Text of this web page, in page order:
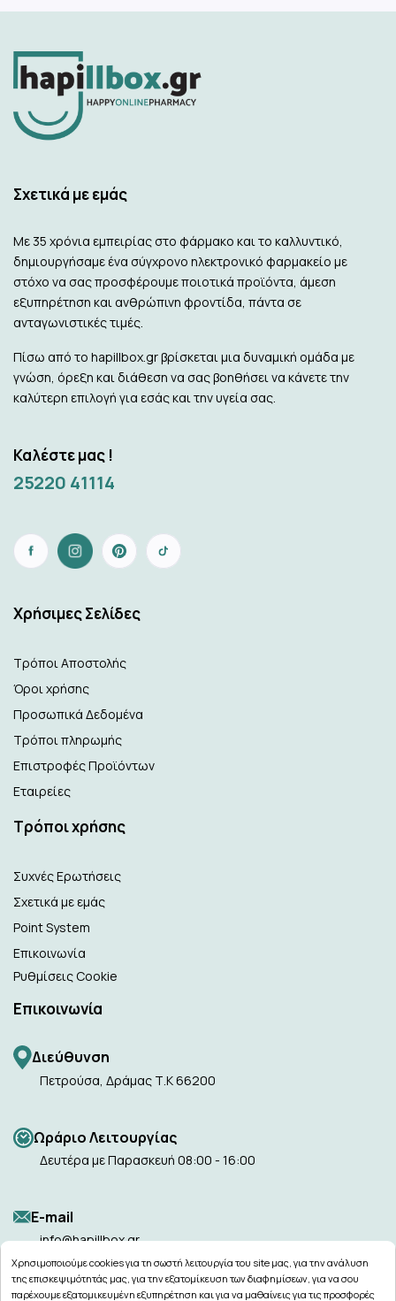
Σχετικά με εμάς
Με 35 χρόνια εμπειρίας στο φάρμακο και το καλλυντικό,
δημιουργήσαμε ένα σύγχρονο ηλεκτρονικό φαρμακείο με
στόχο να σας προσφέρουμε ποιοτικά προϊόντα, άμεση
εξυπηρέτηση και ανθρώπινη φροντίδα, πάντα σε
ανταγωνιστικές τιμές.
Πίσω από το hapillbox.gr βρίσκεται μια δυναμική ομάδα με
γνώση, όρεξη και διάθεση να σας βοηθήσει να κάνετε την
καλύτερη επιλογή για εσάς και την υγεία σας.
Καλέστε μας !
25220 41114
Xρήσιμες Σελίδες
Τρόποι Αποστολής
Όροι χρήσης
Προσωπικά Δεδομένα
Τρόποι πληρωμής
Επιστροφές Προϊόντων
Εταιρείες
Τρόποι χρήσης
Συχνές Ερωτήσεις
Σχετικά με εμάς
Point System
Επικοινωνία
Ρυθμίσεις Cookie
Επικοινωνία
Διεύθυνση
Πετρούσα, Δράμας Τ.Κ 66200
Ωράριο Λειτουργίας
Δευτέρα με Παρασκευή 08:00 - 16:00
Ε-mail
info@hapillbox.gr
Χρησιμοποιούμε cookies για τη σωστή λειτουργία του site μας, για την ανάλυση
της επισκεψιμότητάς μας, για την εξατομίκευση των διαφημίσεων, για να σου
παρέχουμε εξατομικευμένη εξυπηρέτηση και για να μαθαίνεις για τις προσφορές